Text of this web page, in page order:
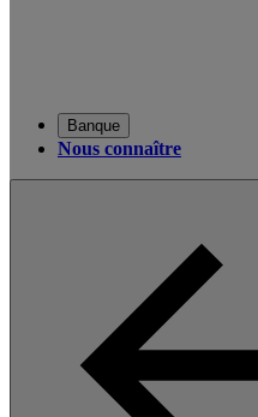
Banque
Nous connaître